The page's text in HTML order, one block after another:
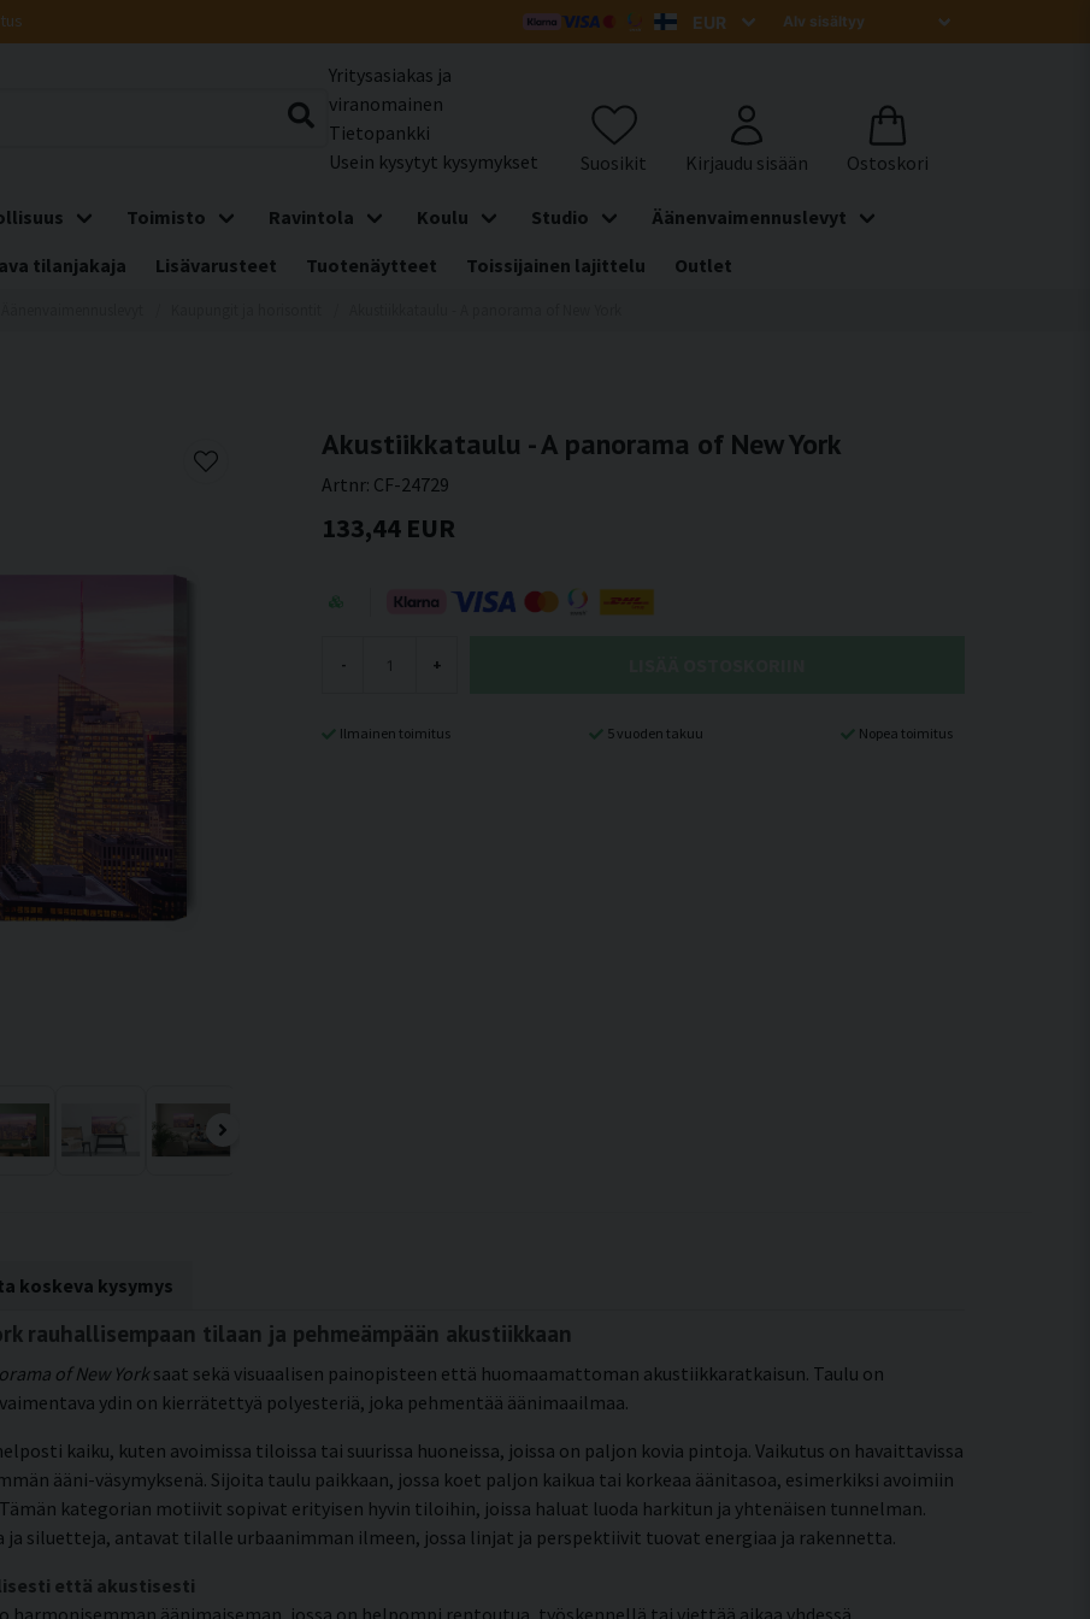
Yritysasiakas ja
viranomainen
Tietopankki
Usein kysytyt kysymykset
Toimisto Ravintola Koulu Studio
Äänenvaimennuslevyt
tilanjakaja Lisävarusteet Tuotenäytteet Toissijainen lajittelu Outlet
Akustiikkataulu - A panorama of New York
Artnr: CF-24729
133,44 EUR
- +
Ilmainen toimitus 5 vuoden takuu Nopea toimitus
koskeva kysymys
rauhallisempaan tilaan ja pehmeämpään akustiikkaan
of New Yorksaat sekä visuaalisen painopisteen että huomaamattoman akustiikkaratkaisun. Taulu on
ydin on kierrätettyä polyesteriä, joka pehmentää äänimaailmaa.
kaiku, kuten avoimissa tiloissa tai suurissa huoneissa, joissa on paljon kovia pintoja. Vaikutus on havaittavissa
ääni-väsymyksenä. Sijoita taulu paikkaan, jossa koet paljon kaikua tai korkeaa äänitasoa, esimerkiksi avoimiin
kategorian motiivit sopivat erityisen hyvin tiloihin, joissa haluat luoda harkitun ja yhtenäisen tunnelman.
siluetteja, antavat tilalle urbaanimman ilmeen, jossa linjat ja perspektiivit tuovat energiaa ja rakennetta.
että akustisesti
harmonisemman äänimaiseman, jossa on helpompi rentoutua, työskennellä tai viettää aikaa yhdessä.